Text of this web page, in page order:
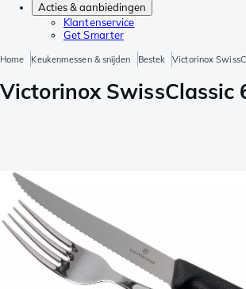
Acties & aanbiedingen
Klantenservice
Get Smarter
Home Keukenmessen & snijden Bestek Victorinox
Victorinox